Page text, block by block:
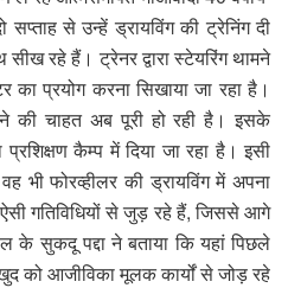
सप्ताह से उन्हें ड्रायविंग की ट्रेनिंग दी
रहे हैं। ट्रेनर द्वारा स्टेयरिंग थामने
प्रयोग करना सिखाया जा रहा है।
की चाहत अब पूरी हो रही है। इसके
कैम्प में दिया जा रहा है। इसी
भी फोरव्हीलर की ड्रायविंग में अपना
गतिविधियों से जुड़ रहे हैं, जिससे आगे
सुकदू पद्दा ने बताया कि यहां पिछले
को आजीविका मूलक कार्यों से जोड़ रहे